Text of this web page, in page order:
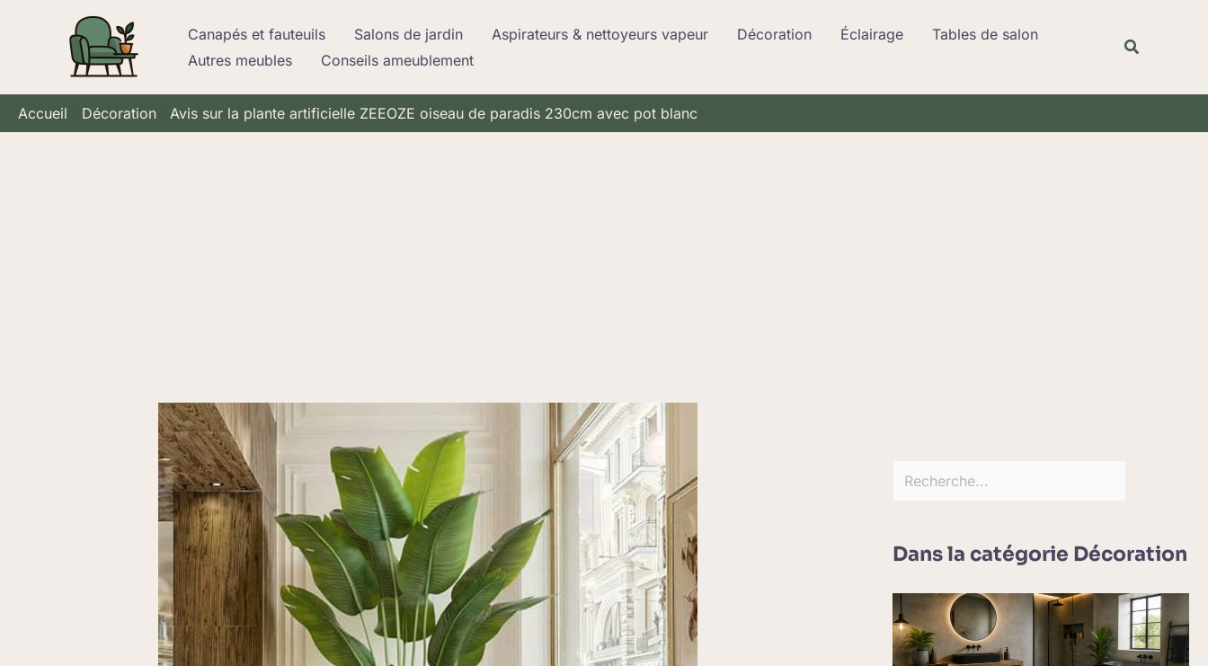
Canapés et fauteuils Salons de jardin Aspirateurs & nettoyeurs vapeur Décoration Éclairage
Tables de salon
Autres meubles
Conseils ameublement
Accueil Décoration Avis sur la plante artificielle ZEEOZE oiseau de paradis 230cm avec pot blanc
Dans la catégorie Décoration